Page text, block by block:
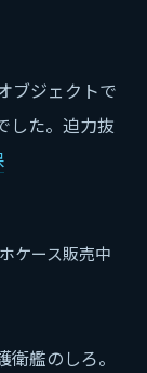
ブジェクトで
した。迫力抜
ケース販売中
艦のしろ。